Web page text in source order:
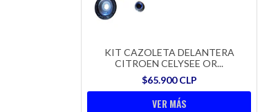
KIT CAZOLETA DELANTERA
CITROEN CELYSEE OR...
$65.900 CLP
VER MÁS